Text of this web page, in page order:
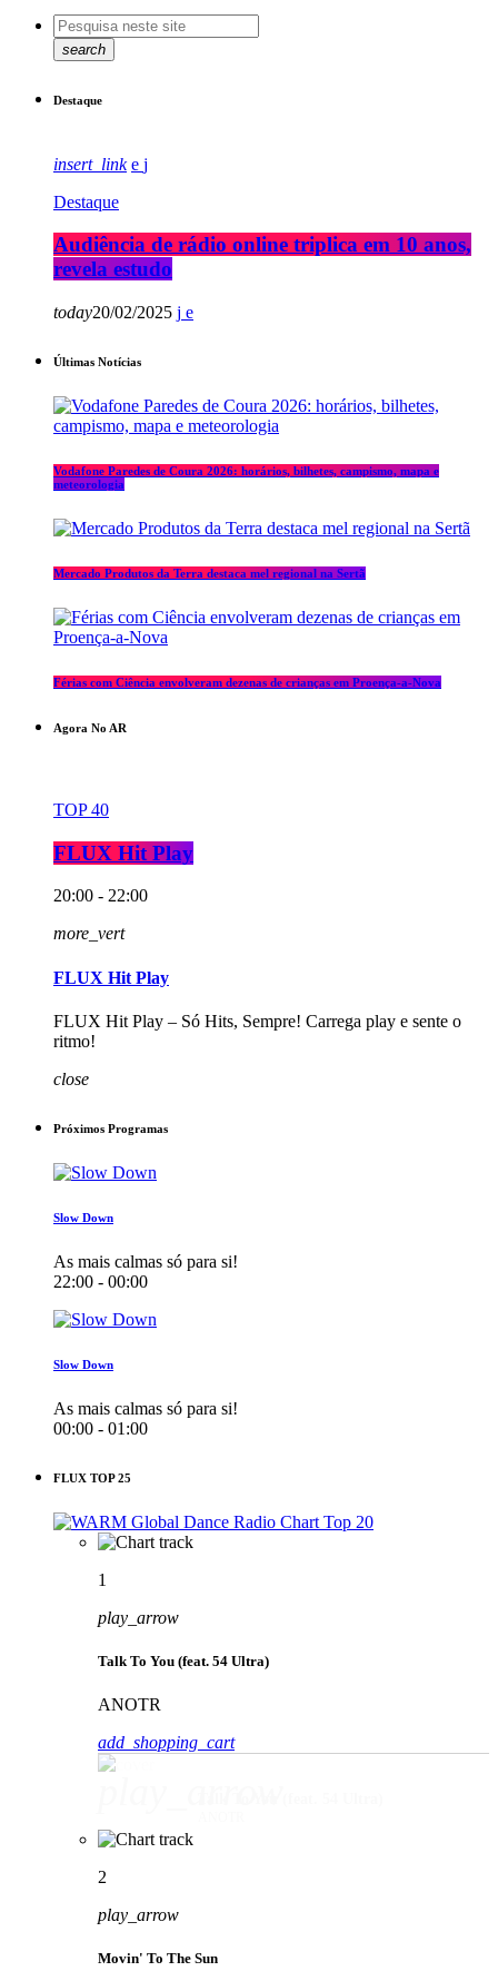
search
Destaque
insert_link
Destaque
Audiência de rádio online triplica em 10 anos,
revela estudo
today20/02/2025
Últimas Notícias
Vodafone Paredes de Coura 2026: horários, bilhetes, campismo, mapa e
meteorologia
Mercado Produtos da Terra destaca mel regional na Sertã
Férias com Ciência envolveram dezenas de crianças em Proença-a-Nova
Agora No AR
TOP 40
FLUX Hit Play
20:00 - 22:00
more_vert
FLUX Hit Play
FLUX Hit Play – Só Hits, Sempre! Carrega play e sente o
ritmo!
close
Próximos Programas
Slow Down
As mais calmas só para si!
22:00 - 00:00
Slow Down
As mais calmas só para si!
00:00 - 01:00
FLUX TOP 25
1
play_arrow
Talk To You (feat. 54 Ultra)
ANOTR
add_shopping_cart
2
play_arrow
Movin' To The Sun